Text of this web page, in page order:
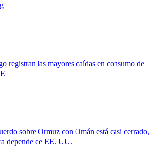
registran las mayores caídas en consumo de
sobre Ormuz con Omán está casi cerrado,
depende de EE. UU.